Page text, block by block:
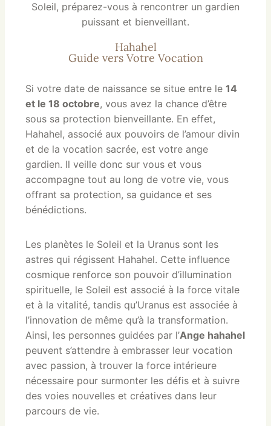
Soleil, préparez-vous à rencontrer un gardien
puissant et bienveillant.
Hahahel
Guide vers Votre Vocation
Si votre date de naissance se situe entre le 14
et le 18 octobre, vous avez la chance d’être
sous sa protection bienveillante. En effet,
Hahahel, associé aux pouvoirs de l’amour divin
et de la vocation sacrée, est votre ange
gardien. Il veille donc sur vous et vous
accompagne tout au long de votre vie, vous
offrant sa protection, sa guidance et ses
bénédictions.
Les planètes le Soleil et la Uranus sont les
astres qui régissent Hahahel. Cette influence
cosmique renforce son pouvoir d’illumination
spirituelle, le Soleil est associé à la force vitale
et à la vitalité, tandis qu’Uranus est associée à
l’innovation de même qu’à la transformation.
Ainsi, les personnes guidées par l’Ange hahahel
peuvent s’attendre à embrasser leur vocation
avec passion, à trouver la force intérieure
nécessaire pour surmonter les défis et à suivre
des voies nouvelles et créatives dans leur
parcours de vie.